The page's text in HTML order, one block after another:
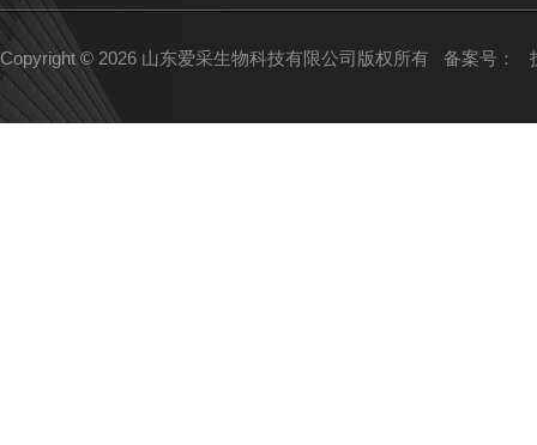
Copyright © 2026 山东爱采生物科技有限公司版权所有 备案号：